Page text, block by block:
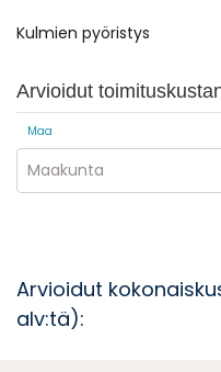
Kulmien pyöristys
Arvioidut
Maa
Maakunta
Arvioidut
alv:tä):